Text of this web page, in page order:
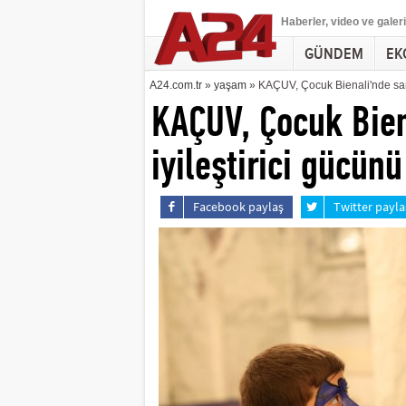
Haberler, video ve
GÜNDEM
A24.com.tr» yaşam» KAÇUV, Çocuk Bienali'nde
KAÇUV, Çocuk
iyileştirici
Facebook paylaş Twitter